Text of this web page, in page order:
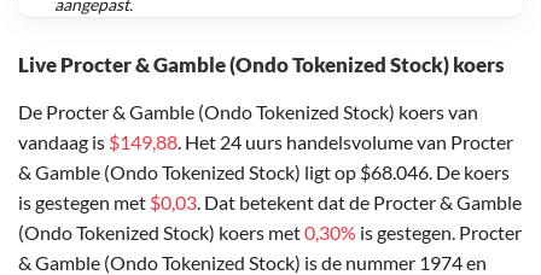
Live Procter & Gamble (Ondo Tokenized Stock) koers
De Procter & Gamble (Ondo Tokenized Stock) koers van
vandaag is $149,88. Het 24 uurs handelsvolume van Procter
& Gamble (Ondo Tokenized Stock) ligt op $68.046. De koers
is gestegen met $0,03. Dat betekent dat de Procter & Gamble
(Ondo Tokenized Stock) koers met0,30% is gestegen. Procter
& Gamble (Ondo Tokenized Stock) is de nummer 1974 en
aangepast.